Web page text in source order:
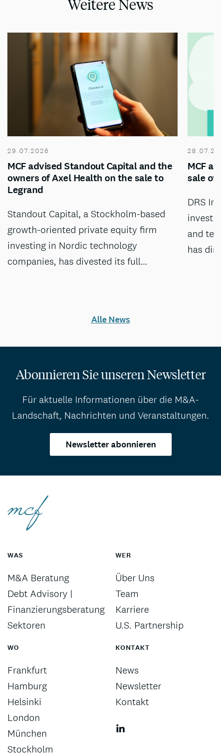
29.07.2026
MCF advised Standout Capital and the
owners of Axel Health on the sale to
Legrand
Standout Capital, a Stockholm-based
growth-oriented private equity firm
investing in Nordic technology
companies, has divested its full…
MCF
sale of
DRS
and
has
Alle News
Abonnieren Sie unseren Newsletter
Für aktuelle Informationen über die M&A-
Landschaft, Nachrichten und Veranstaltungen.
Newsletter abonnieren
WAS
M&A Beratung
Debt Advisory |
Finanzierungsberatung
Sektoren
WER
Über Uns
Team
Karriere
U.S. Partnership
WO
Frankfurt
Hamburg
Helsinki
London
München
Stockholm
KONTAKT
News
Newsletter
Kontakt